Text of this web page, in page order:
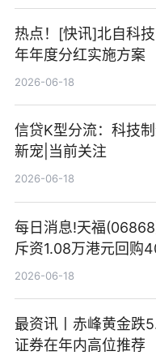
热点！[快讯]北自科
年年度分红实施方案
2026-06-18
信贷K型分流：科技
新宠|当前关注
2026-06-18
每日消息!天福
斥资1.08万港元回购
2026-06-18
最资讯丨赤峰黄金跌
证券在年内高位推荐